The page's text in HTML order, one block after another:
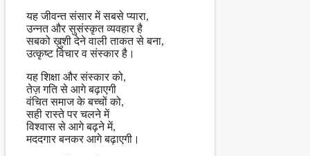
यह जीवन्त संसार में सबसे प्यारा,
उन्नत और सुसंस्कृत व्यवहार है
सबको ख़ुशी देने वाली ताकत से बना,
उत्कृष्ट विचार व संस्कार है।
यह शिक्षा और संस्कार को,
तेज़ गति से आगे बढ़ाएगी
वंचित समाज के बच्चों को,
सही रास्ते पर चलने में
विश्वास से आगे बढ़ने में,
मददगार बनकर आगे बढ़ाएगी।